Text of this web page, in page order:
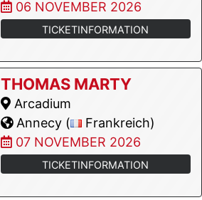
06 NOVEMBER 2026
TICKETINFORMATION
THOMAS MARTY
Arcadium
Annecy (
Frankreich)
07 NOVEMBER 2026
TICKETINFORMATION